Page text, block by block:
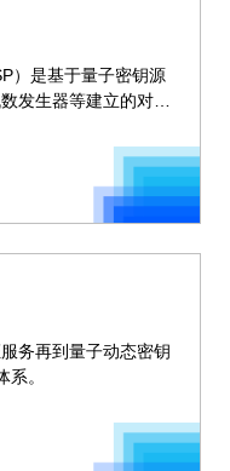
）是基于量子密钥源
生器等建立的对称
务再到量子动态密钥
。